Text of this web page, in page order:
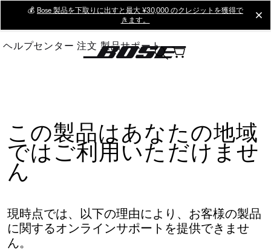
Main
💰 Bose 製品を下取りに出すと最大 ¥30,000 のクレジットを獲得で
きます。
ヘルプセンター 注文 製品サポート
この製品はあなたの地域
ではご利用いただけませ
ん
現時点では、以下の理由により、お客様の製品
に関するオンラインサポートを提供できませ
ん。